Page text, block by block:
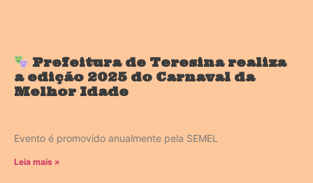
Prefeitura de Teresina realiza
a edição 2025 do Carnaval da
Melhor Idade
Evento é promovido anualmente pela SEMEL
Leia mais »